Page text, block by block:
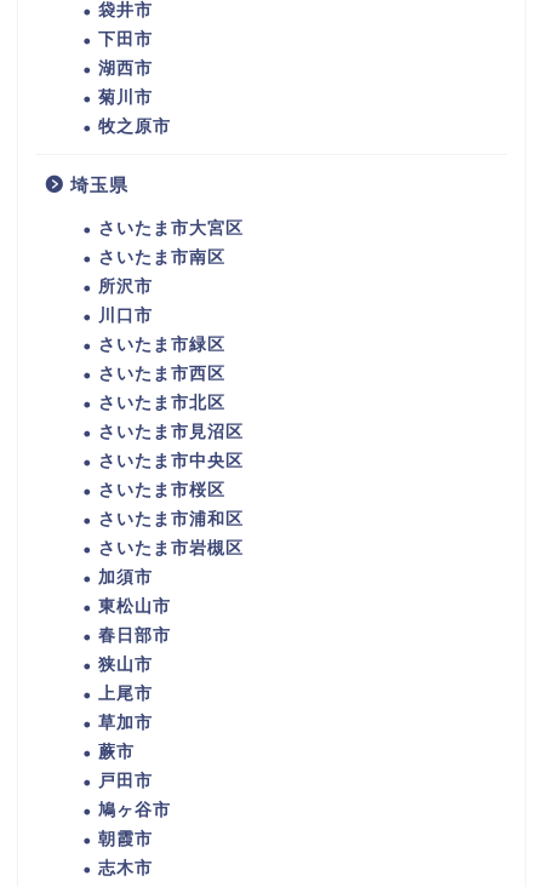
袋井市
下田市
湖西市
菊川市
牧之原市
埼玉県
さいたま市大宮区
さいたま市南区
所沢市
川口市
さいたま市緑区
さいたま市西区
さいたま市北区
さいたま市見沼区
さいたま市中央区
さいたま市桜区
さいたま市浦和区
さいたま市岩槻区
加須市
東松山市
春日部市
狭山市
上尾市
草加市
蕨市
戸田市
鳩ヶ谷市
朝霞市
志木市